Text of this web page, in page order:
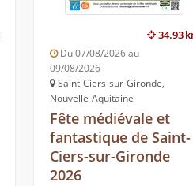
34.93
Du 07/08/2026 au
09/08/2026
Saint-Ciers-sur-Gironde,
Nouvelle-Aquitaine
Fête médiévale et
fantastique de Saint-
Ciers-sur-Gironde
2026